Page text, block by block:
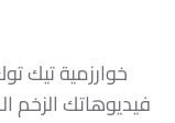
خوارزمية تيك
فيديوهاتك